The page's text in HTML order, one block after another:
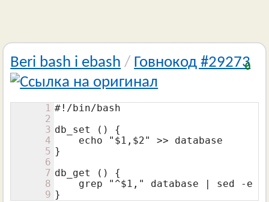
Beri bash i ebash / Говнокод #29273
0
1
2
3
4
5
6
7
8
9
#!/bin/bash
db_set () {
    echo "$1,$2" >> database
}
db_get () {
grep "^$1," database | sed -e
}